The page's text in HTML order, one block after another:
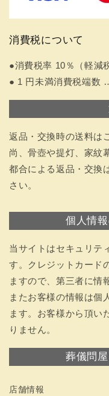
消費税について
●消費税率 10％（軽減
● 1 円未満消費税端数
返品・交換時の送料は
尚、骨壺や提灯、家紋
都合による返品・交換
さい。
個人情
当サイトはセキュリテ
す。クレジットカード
ますので、第三者に情
またお客様の情報は個
ます。お客様から頂い
りません。
葬儀問
店舗情報